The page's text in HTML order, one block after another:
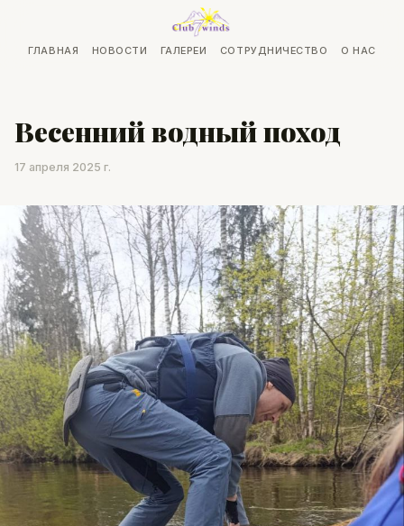
ГЛАВНАЯ НОВОСТИ ГАЛЕРЕИ СОТРУДНИЧЕСТВО О НАС
Весенний водный поход
17 апреля 2025 г.